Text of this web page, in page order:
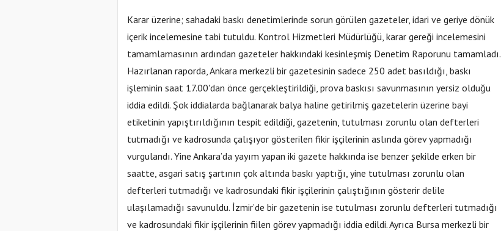
Karar üzerine; sahadaki baskı denetimlerinde sorun görülen gazeteler, idari ve geriye dönük
içerik incelemesine tabi tutuldu. Kontrol Hizmetleri Müdürlüğü, karar gereği incelemesini
tamamlamasının ardından gazeteler hakkındaki kesinleşmiş Denetim Raporunu tamamladı.
Hazırlanan raporda, Ankara merkezli bir gazetesinin sadece 250 adet basıldığı, baskı
işleminin saat 17.00'dan önce gerçekleştirildiği, prova baskısı savunmasının yersiz olduğu
iddia edildi. Şok iddialarda bağlanarak balya haline getirilmiş gazetelerin üzerine bayi
etiketinin yapıştırıldığının tespit edildiği, gazetenin, tutulması zorunlu olan defterleri
tutmadığı ve kadrosunda çalışıyor gösterilen fikir işçilerinin aslında görev yapmadığı
vurgulandı. Yine Ankara’da yayım yapan iki gazete hakkında ise benzer şekilde erken bir
saatte, asgari satış şartının çok altında baskı yaptığı, yine tutulması zorunlu olan
defterleri tutmadığı ve kadrosundaki fikir işçilerinin çalıştığının gösterir delile
ulaşılamadığı savunuldu. İzmir’de bir gazetenin ise tutulması zorunlu defterleri tutmadığı
ve kadrosundaki fikir işçilerinin fiilen görev yapmadığı iddia edildi. Ayrıca Bursa merkezli bir